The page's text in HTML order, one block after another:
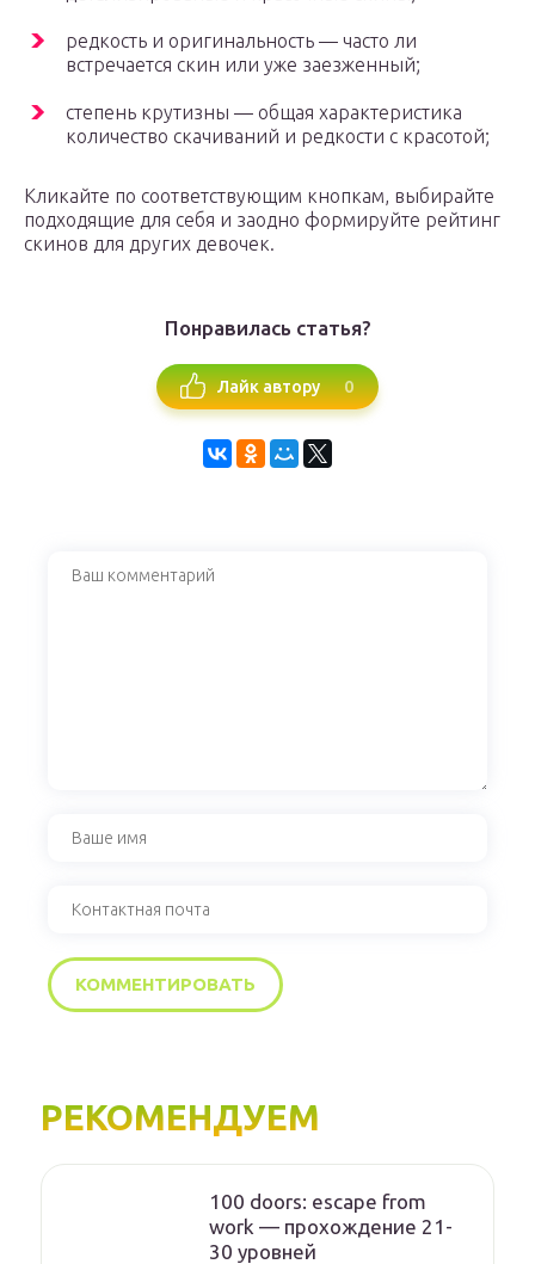
редкость и оригинальность — часто ли
встречается скин или уже заезженный;
степень крутизны — общая характеристика
количество скачиваний и редкости с красотой;
Кликайте по соответствующим кнопкам, выбирайте
подходящие для себя и заодно формируйте рейтинг
скинов для других девочек.
Понравилась статья?
Лайк автору 0
РЕКОМЕНДУЕМ
100 doors: escape from
work — прохождение 21-
30 уровней